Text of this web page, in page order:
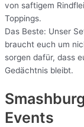
von saftigem
Toppings.
Das Beste: Unser
braucht euch um
sorgen dafür, dass
Gedächtnis bleibt.
Events